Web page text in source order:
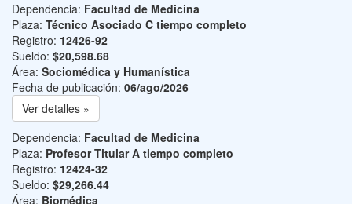
Dependencia: Facultad de Medicina
Plaza: Técnico Asociado C tiempo completo
Registro: 12426-92
Sueldo: $20,598.68
Área: Sociomédica y Humanística
Fecha de publicación: 06/ago/2026
Ver detalles »
Dependencia: Facultad de Medicina
Plaza: Profesor Titular A tiempo completo
Registro: 12424-32
Sueldo: $29,266.44
Área: Biomédica